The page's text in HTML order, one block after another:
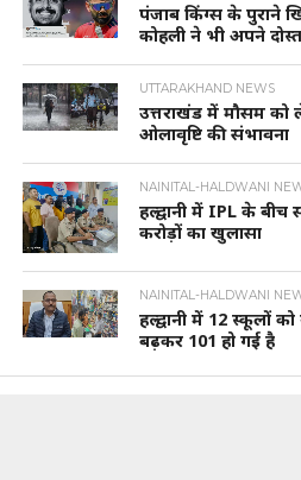
पंजाब किंग्स के पुराने
कोहली ने भी अपने
UTTARAKHAND NEWS
उत्तराखंड में मौसम
ओलावृष्टि की संभावना
NAINITAL-HALDWANI
हल्द्वानी में IPL के बीच
करोड़ों का खुलासा
NAINITAL-HALDWANI
हल्द्वानी में 12 स्कूलों
बढ़कर 101 हो गई है